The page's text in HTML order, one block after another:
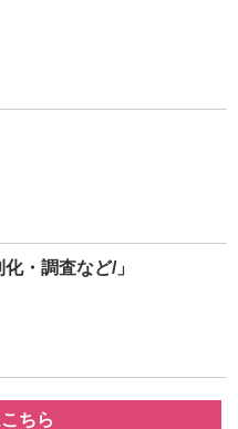
・調査など/」
ちら